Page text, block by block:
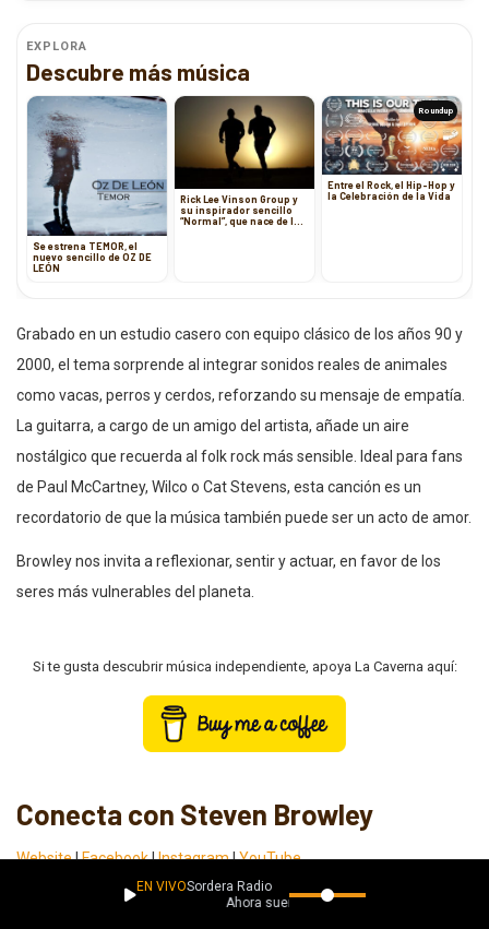
EXPLORA
Descubre más música
Se estrena TEMOR, el
nuevo sencillo de OZ DE
LEÓN
Rick Lee Vinson Group y
su inspirador sencillo
“Normal”, que nace de la
Roundup
Entre el Rock, el Hip-Hop y
la Celebración de la Vida
Grabado en un estudio casero con equipo clásico de los años 90 y
2000, el tema sorprende al integrar sonidos reales de animales
como vacas, perros y cerdos, reforzando su mensaje de empatía.
La guitarra, a cargo de un amigo del artista, añade un aire
nostálgico que recuerda al folk rock más sensible. Ideal para fans
de Paul McCartney, Wilco o Cat Stevens, esta canción es un
recordatorio de que la música también puede ser un acto de amor.
Browley nos invita a reflexionar, sentir y actuar, en favor de los
seres más vulnerables del planeta.
Si te gusta descubrir música independiente, apoya La Caverna aquí:
Conecta con Steven Browley
Website|Facebook|Instagram|YouTube
Playlist Descubrimientos
EN VIVOSordera Radio
Ahora suena